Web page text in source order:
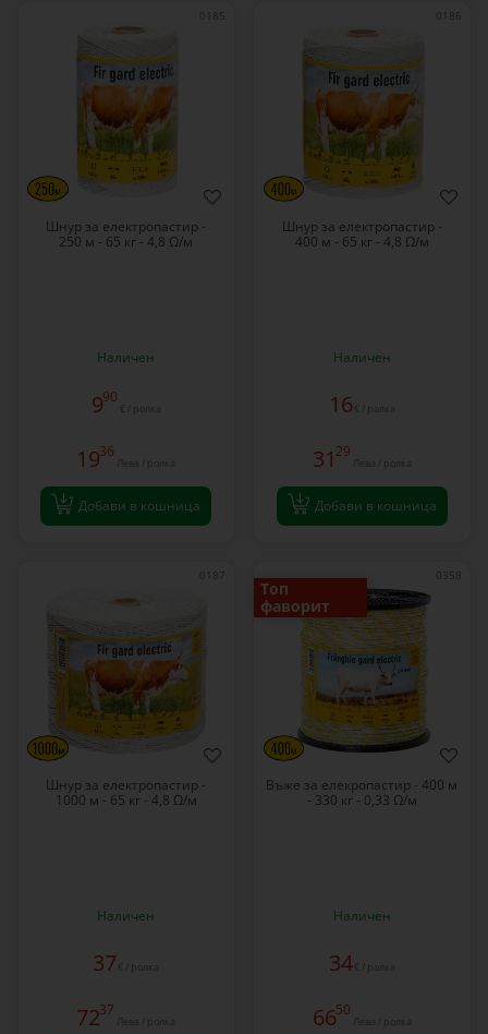
0185
Шнур за електропастир -
250 м - 65 кг - 4,8 Ω/м
Наличен
990
€ / ролка
1936
Лева / ролка
Добави в кошница
0186
Шнур за електропастир -
400 м - 65 кг - 4,8 Ω/м
Наличен
16 € / ролка
31 29
Лева / ролка
Добави в кошница
0187
Шнур за електропастир -
1000 м - 65 кг - 4,8 Ω/м
Наличен
37 € / ролка
7237
Лева / ролка
0358
Топ
фаворит
Въже за елекропастир - 400 м
- 330 кг - 0,33 Ω/м
Наличен
34€ / ролка
6650
Лева / ролка